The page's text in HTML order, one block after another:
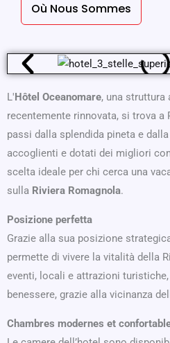
Où Nous Sommes
L'Hôtel Oceanomare, una struttura
recentemente rinnovata, si trova a
passi dalla splendida pineta e
accoglienti e dotati dei migliori
scelta ideale per chi cerca una
sulla Riviera Romagnola.
Posizione perfetta
Grazie alla sua posizione
permette di vivere la vitalità della
eventi, locali e attrazioni
benessere, grazie alla vicinanza
Chambres modernes et